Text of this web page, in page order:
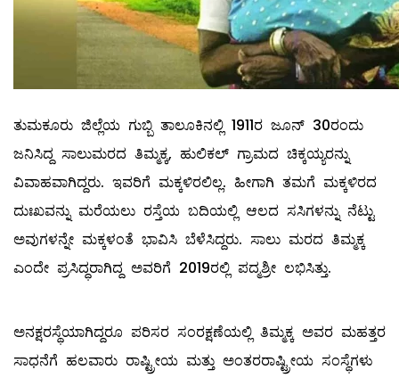
ತುಮಕೂರು ಜಿಲ್ಲೆಯ ಗುಬ್ಬಿ ತಾಲೂಕಿನಲ್ಲಿ 1911ರ ಜೂನ್ 30ರಂದು
ಜನಿಸಿದ್ದ ಸಾಲುಮರದ ತಿಮ್ಮಕ್ಕ, ಹುಲಿಕಲ್​​ ಗ್ರಾಮದ ಚಿಕ್ಕಯ್ಯರನ್ನು
ವಿವಾಹವಾಗಿದ್ದರು. ಇವರಿಗೆ ಮಕ್ಕಳಿರಲಿಲ್ಲ. ಹೀಗಾಗಿ ತಮಗೆ ಮಕ್ಕಳಿರದ
ದುಃಖವನ್ನು ಮರೆಯಲು ರಸ್ತೆಯ ಬದಿಯಲ್ಲಿ ಆಲದ ಸಸಿಗಳನ್ನು ನೆಟ್ಟು
ಅವುಗಳನ್ನೇ ಮಕ್ಕಳಂತೆ ಭಾವಿಸಿ ಬೆಳೆಸಿದ್ದರು. ಸಾಲು ಮರದ ತಿಮ್ಮಕ್ಕ
ಎಂದೇ ಪ್ರಸಿದ್ಧರಾಗಿದ್ದ ಅವರಿಗೆ 2019ರಲ್ಲಿ ಪದ್ಮಶ್ರೀ ಲಭಿಸಿತ್ತು.
ಅನಕ್ಷರಸ್ಥೆಯಾಗಿದ್ದರೂ ಪರಿಸರ ಸಂರಕ್ಷಣೆಯಲ್ಲಿ ತಿಮ್ಮಕ್ಕ ಅವರ ಮಹತ್ತರ
ಸಾಧನೆಗೆ ಹಲವಾರು ರಾಷ್ಟ್ರೀಯ ಮತ್ತು ಅಂತರರಾಷ್ಟ್ರೀಯ ಸಂಸ್ಥೆಗಳು